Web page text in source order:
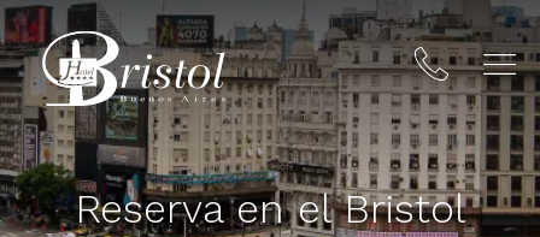
Hotel Bristol
Reserva en el Bristol